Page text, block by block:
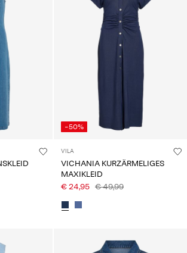
-50%
VILA
VICHANIA KURZÄRMELIGES
MAXIKLEID
€ 24,95 € 49,99